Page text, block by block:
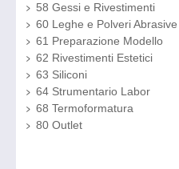
58 Gessi e Rivestimenti
60 Leghe e Polveri Abrasive
61 Preparazione Modello
62 Rivestimenti Estetici
63 Siliconi
64 Strumentario Labor
68 Termoformatura
80 Outlet